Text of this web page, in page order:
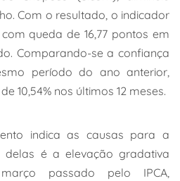
Com o resultado, o indicador
queda de 16,77 pontos em
Comparando-se a confiança
período do ano anterior,
10,54% nos últimos 12 meses.
indica as causas para a
delas é a elevação gradativa
passado pelo IPCA,